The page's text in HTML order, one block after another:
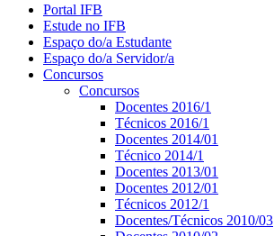
Portal IFB
Estude no IFB
Espaço do/a Estudante
Espaço do/a Servidor/a
Concursos
Concursos
Docentes 2016/1
Técnicos 2016/1
Docentes 2014/01
Técnico 2014/1
Docentes 2013/01
Docentes 2012/01
Técnicos 2012/1
Docentes/Técnicos 2010/03